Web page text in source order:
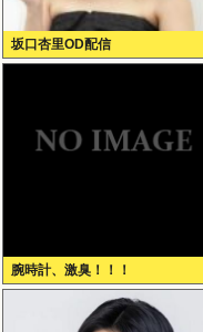
坂口杏里OD配信
腕時計、激臭！！！